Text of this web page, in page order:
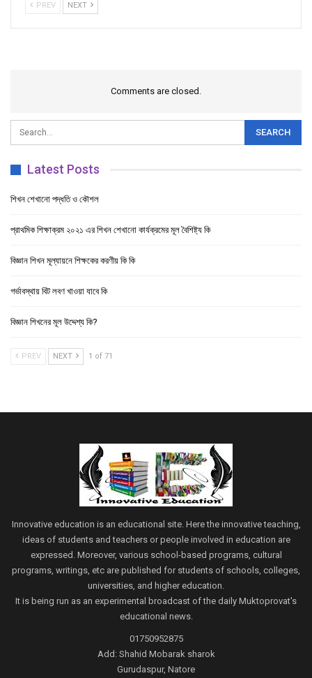
PREV NEXT
Comments are closed.
Latest Posts
শিখন শেখানো পদ্ধতি ও কৌশল
প্রাথমিক শিক্ষাক্রম ২০২১ এর শিখন শেখানো কার্যক্রমের মূল বৈশিষ্ট্য কি
বিজ্ঞান শিখন মূল্যায়নে শিক্ষকের করণীয় কি কি
গর্ভাবস্থায় বিট লবণ খাওয়া যাবে কি
বিজ্ঞান শিখনের মূল উদ্দেশ্য কি?
PREV NEXT 1 of 71
Innovative education is an educational site. Here the innovative teaching,
ideas of students and teachers or people involved in education are
expressed. Moreover, various school-based programs, cultural
programs, writings, etc are published for students of schools, colleges,
universities, and higher education.
It is being run as an experimental broadcast of the daily Muktoprovat's
educational news.
01750952875
Add: Shahid Mobarak sharok
Gurudaspur, Natore